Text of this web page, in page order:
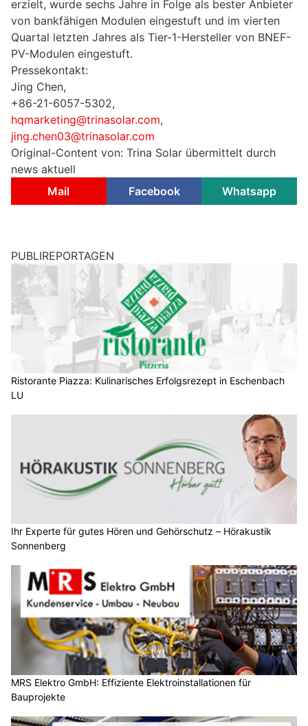
erzielt, wurde sechs Jahre in Folge als bester Anbieter
von bankfähigen Modulen eingestuft und im vierten
Quartal letzten Jahres als Tier-1-Hersteller von BNEF-
PV-Modulen eingestuft.
Pressekontakt:
Jing Chen,
+86-21-6057-5302,
hqmarketing@trinasolar.com,
jing.chen03@trinasolar.com
Original-Content von: Trina Solar übermittelt durch
news aktuell
Mail
Facebook Whatsapp
PUBLIREPORTAGEN
Ristorante Piazza: Kulinarisches Erfolgsrezept in Eschenbach
LU
Ihr Experte für gutes Hören und Gehörschutz – Hörakustik
Sonnenberg
MRS Elektro GmbH: Effiziente Elektroinstallationen für
Bauprojekte